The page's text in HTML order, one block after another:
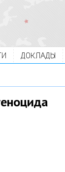
ДОКЛАДЫ